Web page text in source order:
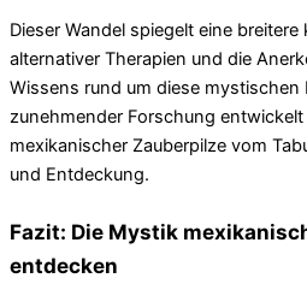
Dieser Wandel spiegelt eine
alternativer Therapien und die
Wissens rund um diese mystischen
zunehmender Forschung
mexikanischer Zauberpilze vom
und Entdeckung.
Fazit: Die Mystik
entdecken